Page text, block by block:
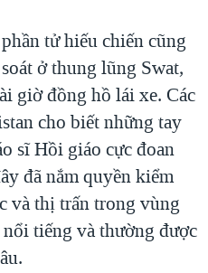
tử hiếu chiến cũng
ở thung lũng Swat,
giờ đồng hồ lái xe. Các
cho biết những tay
sĩ Hồi giáo cực đoan
đã nắm quyền kiểm
và thị trấn trong vùng
tiếng và thường được